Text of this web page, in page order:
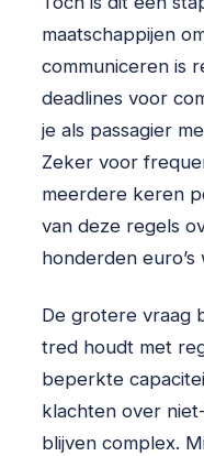
maatschappijen
communiceren is
deadlines voor
je als passagier
Zeker voor
meerdere keren
van deze regels
honderden euro’s
De grotere vraag
tred houdt met
beperkte
klachten over
blijven complex.